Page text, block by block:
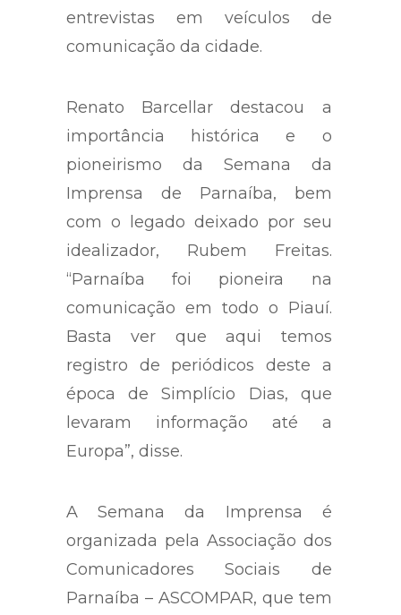
entrevistas em veículos de
comunicação da cidade.
Renato Barcellar destacou a
importância histórica e o
pioneirismo da Semana da
Imprensa de Parnaíba, bem
com o legado deixado por seu
idealizador, Rubem Freitas.
“Parnaíba foi pioneira na
comunicação em todo o Piauí.
Basta ver que aqui temos
registro de periódicos deste a
época de Simplício Dias, que
levaram informação até a
Europa”, disse.
A Semana da Imprensa é
organizada pela Associação dos
Comunicadores Sociais de
Parnaíba – ASCOMPAR, que tem